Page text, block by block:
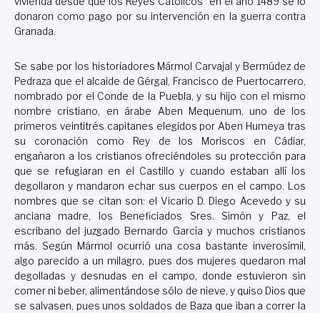
donaron como pago por su intervención en la guerra contra
Granada.
Se sabe por los historiadores Mármol Carvajal y Bermúdez de
Pedraza que el alcaide de Gérgal, Francisco de Puertocarrero,
nombrado por el Conde de la Puebla, y su hijo con el mismo
nombre cristiano, en árabe Aben Mequenum, uno de los
primeros veintitrés capitanes elegidos por Aben Humeya tras
su coronación como Rey de los Moriscos en Cádiar,
engañaron a los cristianos ofreciéndoles su protección para
que se refugiaran en el Castillo y cuando estaban allí los
degollaron y mandaron echar sus cuerpos en el campo. Los
nombres que se citan son: el Vicario D. Diego Acevedo y su
anciana madre, los Beneficiados Sres. Simón y Paz, el
escribano del juzgado Bernardo García y muchos cristianos
más. Según Mármol ocurrió una cosa bastante inverosímil,
algo parecido a un milagro, pues dos mujeres quedaron mal
degolladas y desnudas en el campo, donde estuvieron sin
comer ni beber, alimentándose sólo de nieve, y quiso Dios que
se salvasen, pues unos soldados de Baza que iban a correr la